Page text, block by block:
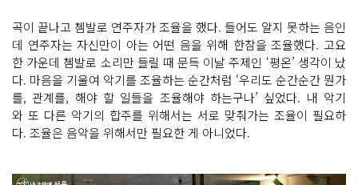
곡이 끝나고 쳄발로 연주자가 조율을 했다. 들어도 알지 못하는 음인
데 연주자는 자신만이 아는 어떤 음을 위해 한참을 조율했다. 고요
한 가운데 쳄발로 소리만 들릴 때 문득 이날 주제인 ‘평온’ 생각이 났
다. 마음을 기울여 악기를 조율하는 순간처럼 ‘우리도 순간순간 뭔가
를, 관계를, 해야 할 일들을 조율해야 하는구나’ 싶었다. 내 악기
와 또 다른 악기의 합주를 위해서는 서로 맞춰가는 조율이 필요하
다. 조율은 음악을 위해서만 필요한 게 아니었다.